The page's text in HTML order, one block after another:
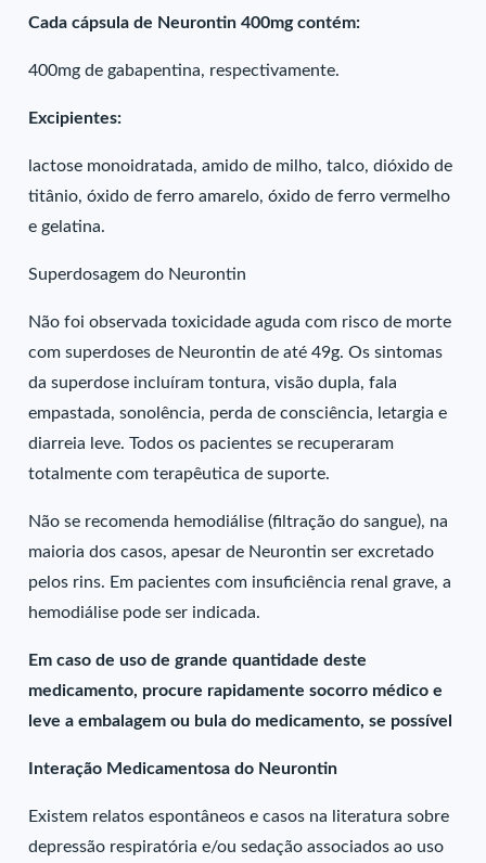
Cada cápsula de Neurontin 400mg contém:
400mg de gabapentina, respectivamente.
Excipientes:
lactose monoidratada, amido de milho, talco, dióxido de
titânio, óxido de ferro amarelo, óxido de ferro vermelho
e gelatina.
Superdosagem do Neurontin
Não foi observada toxicidade aguda com risco de morte
com superdoses de Neurontin de até 49g. Os sintomas
da superdose incluíram tontura, visão dupla, fala
empastada, sonolência, perda de consciência, letargia e
diarreia leve. Todos os pacientes se recuperaram
totalmente com terapêutica de suporte.
Não se recomenda hemodiálise (filtração do sangue), na
maioria dos casos, apesar de Neurontin ser excretado
pelos rins. Em pacientes com insuficiência renal grave, a
hemodiálise pode ser indicada.
Em caso de uso de grande quantidade deste
medicamento, procure rapidamente socorro médico e
leve a embalagem ou bula do medicamento, se possível
Interação Medicamentosa do Neurontin
Existem relatos espontâneos e casos na literatura sobre
depressão respiratória e/ou sedação associados ao uso